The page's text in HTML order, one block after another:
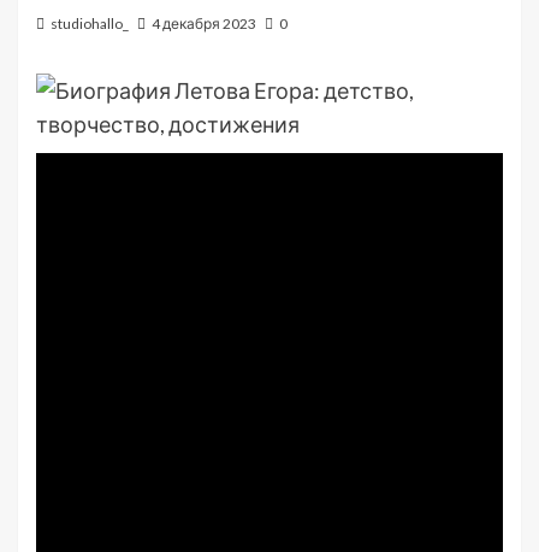
studiohallo_ 4 декабря 2023 0